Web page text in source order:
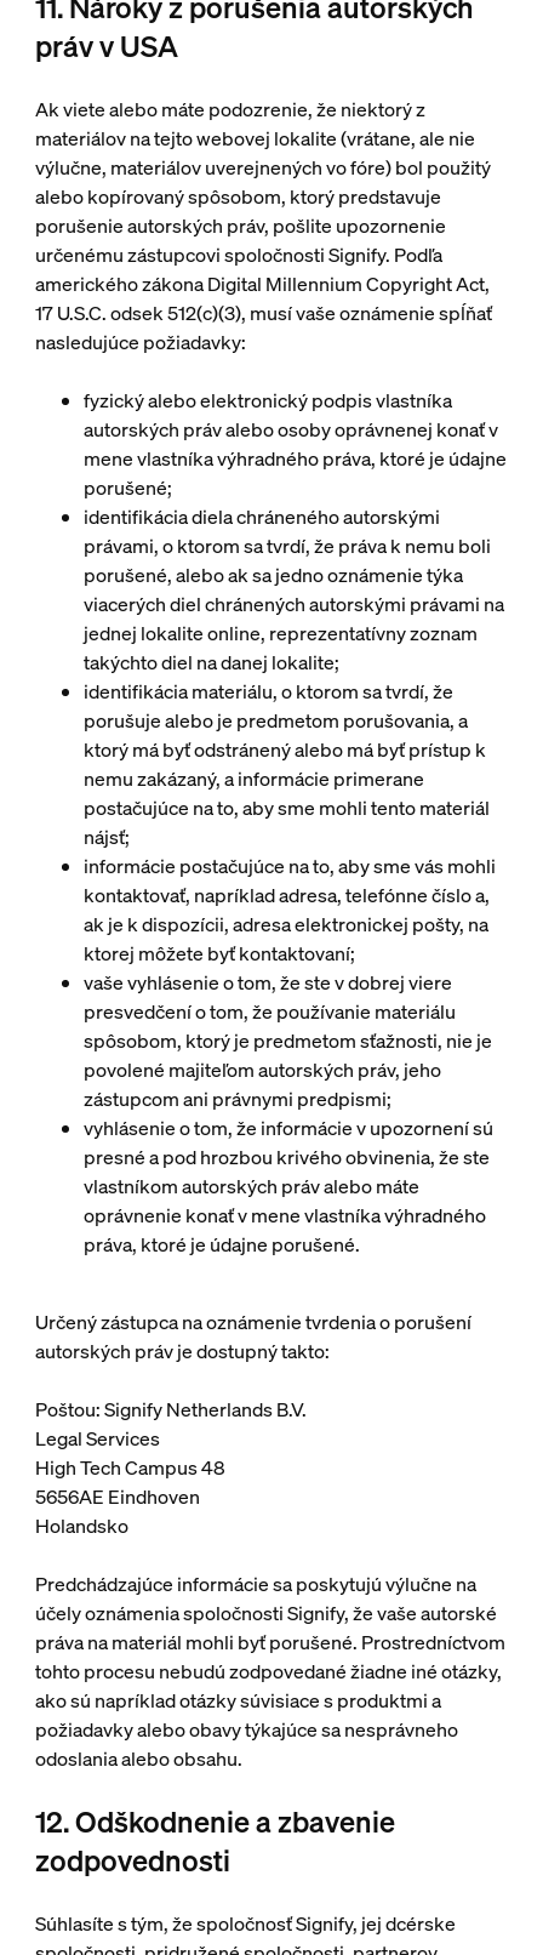
práv v USA
Ak viete alebo máte podozrenie, že niektorý z
materiálov na tejto webovej lokalite (vrátane, ale nie
výlučne, materiálov uverejnených vo fóre) bol použitý
alebo kopírovaný spôsobom, ktorý predstavuje
porušenie autorských práv, pošlite upozornenie
určenému zástupcovi spoločnosti Signify. Podľa
amerického zákona Digital Millennium Copyright Act,
17 U.S.C. odsek 512(c)(3), musí vaše oznámenie spĺňať
nasledujúce požiadavky:
fyzický alebo elektronický podpis vlastníka
autorských práv alebo osoby oprávnenej konať v
mene vlastníka výhradného práva, ktoré je údajne
porušené;
identifikácia diela chráneného autorskými
právami, o ktorom sa tvrdí, že práva k nemu boli
porušené, alebo ak sa jedno oznámenie týka
viacerých diel chránených autorskými právami na
jednej lokalite online, reprezentatívny zoznam
takýchto diel na danej lokalite;
identifikácia materiálu, o ktorom sa tvrdí, že
porušuje alebo je predmetom porušovania, a
ktorý má byť odstránený alebo má byť prístup k
nemu zakázaný, a informácie primerane
postačujúce na to, aby sme mohli tento materiál
nájsť;
informácie postačujúce na to, aby sme vás mohli
kontaktovať, napríklad adresa, telefónne číslo a,
ak je k dispozícii, adresa elektronickej pošty, na
ktorej môžete byť kontaktovaní;
vaše vyhlásenie o tom, že ste v dobrej viere
presvedčení o tom, že používanie materiálu
spôsobom, ktorý je predmetom sťažnosti, nie je
povolené majiteľom autorských práv, jeho
zástupcom ani právnymi predpismi;
vyhlásenie o tom, že informácie v upozornení sú
presné a pod hrozbou krivého obvinenia, že ste
vlastníkom autorských práv alebo máte
oprávnenie konať v mene vlastníka výhradného
práva, ktoré je údajne porušené.
Určený zástupca na oznámenie tvrdenia o porušení
autorských práv je dostupný takto:
Poštou: Signify Netherlands B.V.
Legal Services
High Tech Campus 48
5656AE Eindhoven
Holandsko
Predchádzajúce informácie sa poskytujú výlučne na
účely oznámenia spoločnosti Signify, že vaše autorské
práva na materiál mohli byť porušené. Prostredníctvom
tohto procesu nebudú zodpovedané žiadne iné otázky,
ako sú napríklad otázky súvisiace s produktmi a
požiadavky alebo obavy týkajúce sa nesprávneho
odoslania alebo obsahu.
12. Odškodnenie a zbavenie
zodpovednosti
Súhlasíte s tým, že spoločnosť Signify, jej dcérske